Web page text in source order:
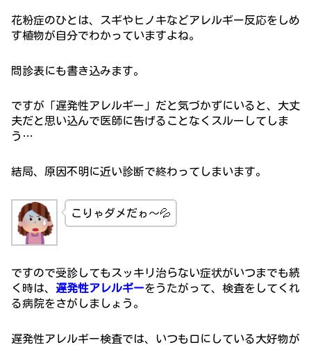
花粉症のひとは、スギやヒノキなどアレルギー反応をしめ
す植物が自分でわかっていますよね。
問診表にも書き込みます。
ですが「遅発性アレルギー」だと気づかずにいると、大丈
夫だと思い込んで医師に告げることなくスルーしてしま
う…
結局、原因不明に近い診断で終わってしまいます。
こりゃダメだゎ～💦
ですので受診してもスッキリ治らない症状がいつまでも続
く時は、 遅発性アレルギーをうたがって、検査をしてくれ
る病院をさがしましょう。
遅発性アレルギー検査では、いつも口にしている大好物が